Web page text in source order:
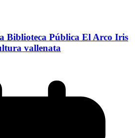
Biblioteca Pública El Arco Iris
vallenata